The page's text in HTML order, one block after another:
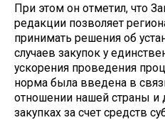
При этом он отметил, что
редакции позволяет
принимать решения об
случаев закупок у
ускорения проведения
норма была введена в
отношении нашей страны и
закупках за счет средств